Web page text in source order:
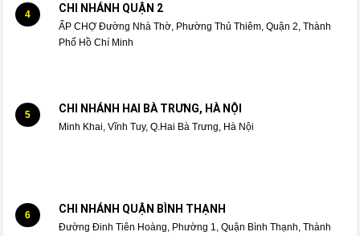
4 CHI NHÁNH QUẬN 2
ẤP CHỢ Đường Nhà Thờ, Phường Thủ Thiêm, Quận 2, Thành
Phố Hồ Chí Minh
5 CHI NHÁNH HAI BÀ TRƯNG, HÀ NỘI
Minh Khai, Vĩnh Tuy, Q.Hai Bà Trưng, Hà Nội
6 CHI NHÁNH QUẬN BÌNH THẠNH
Đường Đinh Tiên Hoàng, Phường 1, Quận Bình Thạnh, Thành